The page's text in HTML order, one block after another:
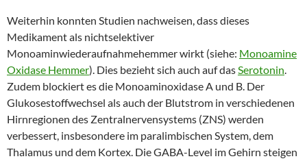
Weiterhin konnten Studien nachweisen, dass dieses
Medikament als nichtselektiver
Monoaminwiederaufnahmehemmer wirkt (siehe: Monoamine
Oxidase Hemmer). Dies bezieht sich auch auf dasSerotonin.
Zudem blockiert es die Monoaminoxidase A und B. Der
Glukosestoffwechsel als auch der Blutstrom in verschiedenen
Hirnregionen des Zentralnervensystems (ZNS) werden
verbessert, insbesondere im paralimbischen System, dem
Thalamus und dem Kortex. Die GABA-Level im Gehirn steigen